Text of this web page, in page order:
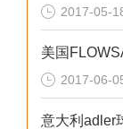
2017-05-
2017-06-